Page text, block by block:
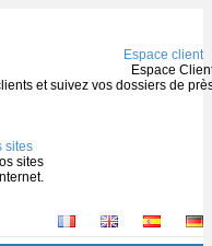
Espace client
Espace
et suivez vos dossiers de
sites
sites